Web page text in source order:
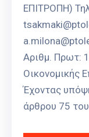
ΕΠΙΤΡΟΠΗ)
Αριθμ. Πρωτ:
Οικονομικής
Έχοντας
άρθρου 75